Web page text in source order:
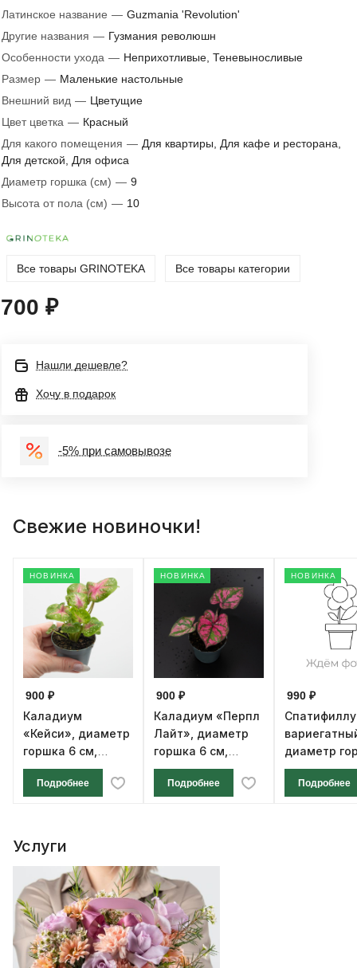
Латинское название — Guzmania 'Revolution'
Другие названия — Гузмания революшн
Особенности ухода — Неприхотливые, Теневыносливые
Размер — Маленькие настольные
Внешний вид — Цветущие
Цвет цветка — Красный
Для какого помещения — Для квартиры, Для кафе и ресторана,
Для детской, Для офиса
Диаметр горшка (см) — 9
Высота от пола (см) — 10
Все товары GRINOTEKA Все товары категории
700 ₽
Нашли дешевле?
Хочу в подарок
-5% при самовывозе
Свежие новиночки!
НОВИНКА
900 ₽
Каладиум
«Кейси», диаметр
горшка 6 см,
высота 12 см
Подробнее
НОВИНКА
900 ₽
Каладиум «Перпл
Лайт», диаметр
горшка 6 см,
высота 12 см
Подробнее
НОВИНКА
990 ₽
диаметр
см, высота
Подробнее
Услуги